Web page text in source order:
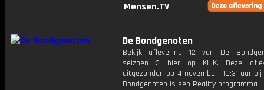
Mensen.TV
De Bondgenoten
Bekijk aflevering 12 van De
seizoen 3 hier op KIJK. Deze
uitgezonden op 4 november, 19:31 uur bij
Bondgenoten is een Reality programma